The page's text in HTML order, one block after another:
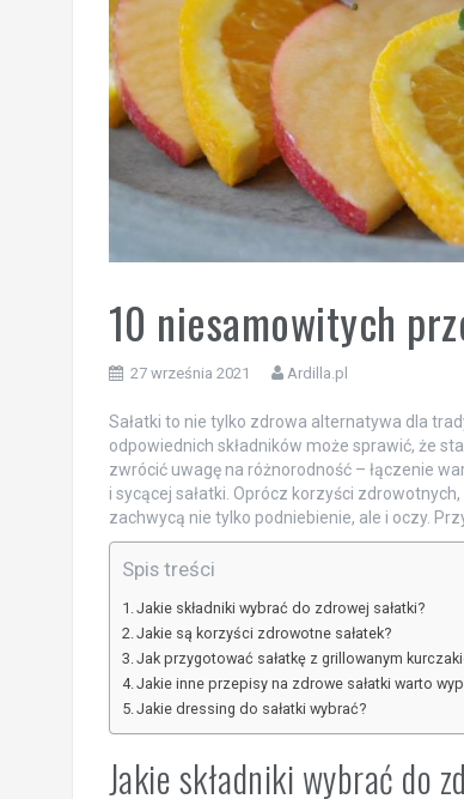
10 niesamowitych
27 września 2021 Ardilla.pl
Sałatki to nie tylko zdrowa alternatywa dla
odpowiednich składników może sprawić, że
zwrócić uwagę na różnorodność – łączenie
i sycącej sałatki. Oprócz korzyści
zachwycą nie tylko podniebienie, ale i oczy.
Spis treści
Jakie składniki wybrać do zdrowej sałatki?
Jakie są korzyści zdrowotne sałatek?
Jak przygotować sałatkę z grillowanym
Jakie inne przepisy na zdrowe sałatki warto
Jakie dressing do sałatki wybrać?
Jakie składniki wybrać do